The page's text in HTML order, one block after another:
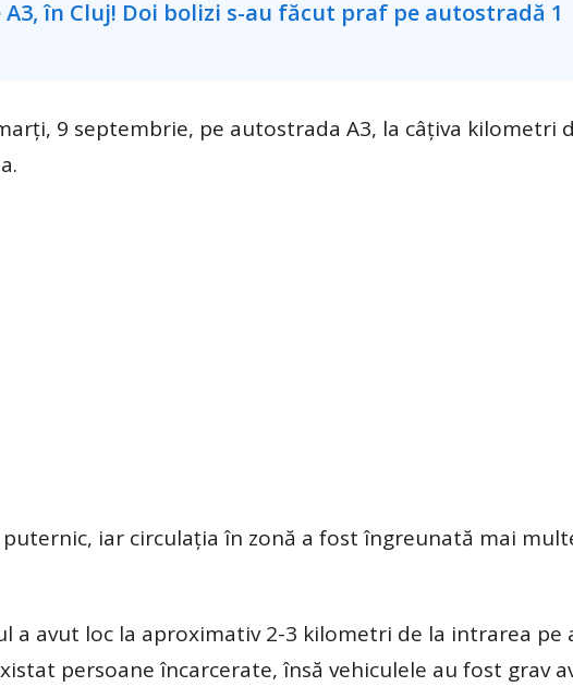
9 septembrie, pe autostrada A3, la câțiva kilometri
iar circulația în zonă a fost îngreunată mai
a avut loc la aproximativ 2-3 kilometri de la intrarea pe
persoane încarcerate, însă vehiculele au fost grav